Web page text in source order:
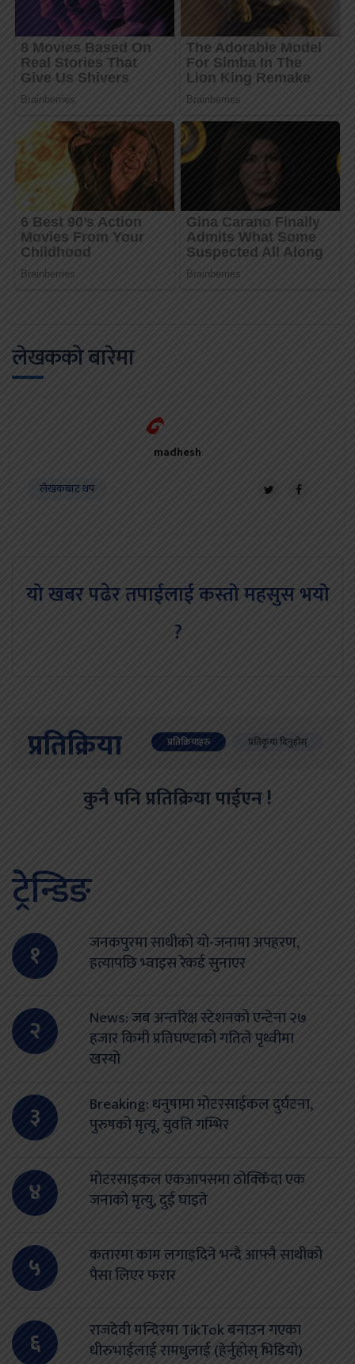
लेखकको बारेमा
madhesh
लेखकबाट थप
यो खबर पढेर तपाईलाई कस्तो महसुस भयो
?
प्रतिक्रिया प्रतिक्रियाहरु प्रतिकृया दिनुहोस्
कुनै पनि प्रतिक्रिया पाईएन !
ट्रेन्डिङ
१
जनकपुरमा साथीको यो-जनामा अपहरण,
हत्यापछि भ्वाइस रेकर्ड सुनाएर
२
News: जब अन्तरिक्ष स्टेशनको एन्टेना २७
हजार किमी प्रतिघण्टाको गतिले पृथ्वीमा
खस्यो
३
Breaking: धनुषामा मोटरसाईकल दुर्घटना,
पुरुषको मृत्यू, युवति गम्भिर
४
मोटरसाइकल एकआपसमा ठोक्किँदा एक
जनाको मृत्यु, दुई घाइते
५
कतारमा काम लगाइदिने भन्दै आफ्नै साथीको
पैसा लिएर फरार
६
राजदेवी मन्दिरमा TikTok बनाउन गएका
धीरुभाईलाई रामधुलाई (हेर्नुहोस् भिडियो)